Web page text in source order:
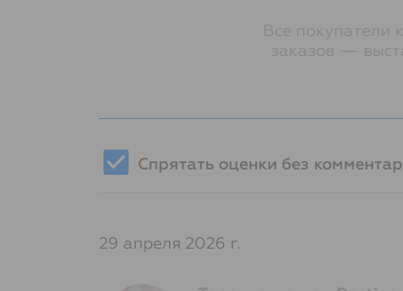
Все покупатели
заказов —
Спрятать оценки без
29 апреля 2026 г.